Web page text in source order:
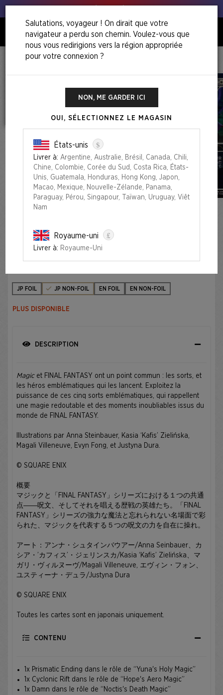
0
Accueil Summer Superdrop 2025
SECRET LAIR X FINAL FANTASY: GRIMOIRE JP
JP FOIL JP NON-FOIL EN FOIL EN NON-FOIL
PLUS DISPONIBLE
DESCRIPTION
Magicet FINAL FANTASY ont un point commun : les sorts, et
les héros emblématiques qui les lancent. Exploitez la
puissance de ces cinq sorts emblématiques, qui rappellent
une magie redoutable et des moments inoubliables issus du
monde de FINAL FANTASY.
Illustrations par Anna Steinbauer, Kasia ‘Kafis’ Zielińska,
Magali Villeneuve, Evyn Fong, et Justyna Dura.
© SQUARE ENIX
概要
マジックと「FINAL FANTASY」シリーズにおける１つの共通
点――呪文、そしてそれを唱える歴戦の英雄たち。「FINAL
FANTASY」シリーズの強力な魔法と忘れられない名場面で彩
られた、マジックを代表する５つの呪文の力を自在に操れ。
アート：アンナ・シュタインバウアー/Anna Seinbauer、カ
シア・’カフィス’・ジェリンスカ/Kasia ‘Kafis’ Zielińska、マ
ガリ・ヴィルヌーヴ/Magali Villeneuve, エヴィン・フォン、
ユスティーナ・デュラ/Justyna Dura
© SQUARE ENIX
Toutes les cartes sont en japonais uniquement.
CONTENU
1x Prismatic Ending dans le rôle de “Yuna's Holy Magic”
1x Cyclonic Rift dans le rôle de “Hope's Aero Magic”
1x Damn dans le rôle de “Noctis's Death Magic”
Salutations, voyageur ! On dirait que votre
navigateur a perdu son chemin. Voulez-vous que
nous vous redirigions vers la région appropriée
pour votre connexion ?
NON, ME GARDER ICI
OUI, SÉLECTIONNEZ LE MAGASIN
États-unis $
Livrer à: Argentine, Australie, Brésil, Canada, Chili,
Chine, Colombie, Corée du Sud, Costa Rica, États-
Unis, Guatemala, Honduras, Hong Kong, Japon,
Macao, Mexique, Nouvelle-Zélande, Panama,
Paraguay, Pérou, Singapour, Taïwan, Uruguay, Viêt
Nam
Royaume-uni £
Livrer à: Royaume-Uni